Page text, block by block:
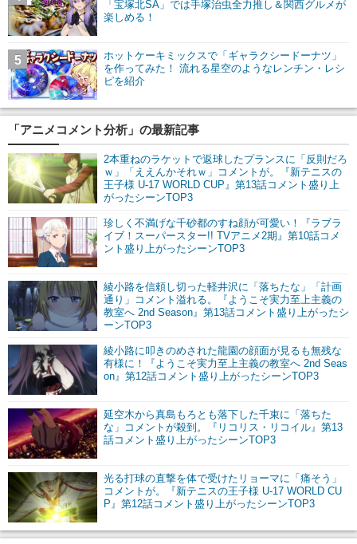
「宝塚北SA」では手塚治虫全力推し＆関西グルメが
楽しめる！
ホットケーキミックスで「ギャラクシードーナツ」
を作ってみた！ 流れる星空のようなレンチン・レシ
ピを紹介
5
「アニメコメント分析」の最新記事
2本重ねのラケットで返球したプランスに「反則だろ
ｗ」「ええんかそれｗ」コメントが。『新テニスの
王子様 U-17 WORLD CUP』第13話コメント盛り上
がったシーンTOP3
珍しく不満げな千砂都のすね顔が可愛い！『ラブラ
イブ！スーパースター!! TVアニメ2期』第10話コメ
ント盛り上がったシーンTOP3
綾小路を信頼し切った軽井沢に「落ちたな」「計画
通り」コメント溢れる。『ようこそ実力至上主義の
教室へ 2nd Season』第13話コメント盛り上がったシ
ーンTOP3
綾小路に叩きのめされた龍園の顔面が見るも無残な
有様に！『ようこそ実力至上主義の教室へ 2nd Seas
on』第12話コメント盛り上がったシーンTOP3
延空木から真島もろとも落下した千束に「落ちた
な」コメントが殺到。『リコリス・リコイル』第13
話コメント盛り上がったシーンTOP3
光る打球の直撃を体で受けたリョーマに「痛そう」
コメントが。『新テニスの王子様 U-17 WORLD CU
P』第12話コメント盛り上がったシーンTOP3